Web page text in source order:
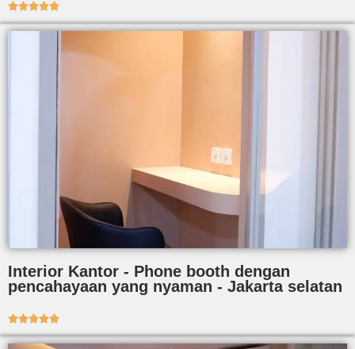

Interior Kantor - Phone booth dengan
pencahayaan yang nyaman - Jakarta selatan
